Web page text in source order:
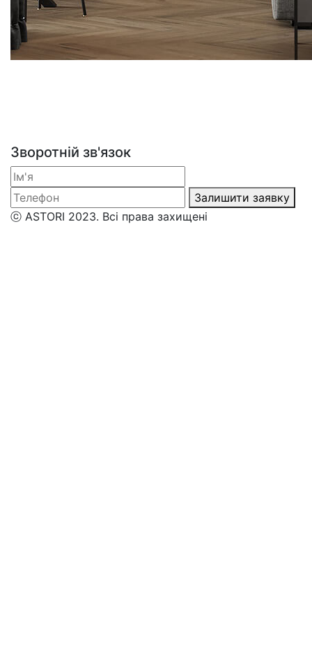
Зворотній зв'язок
Залишити заявку
ⓒ ASTORI 2023. Всі права захищені